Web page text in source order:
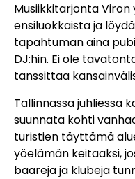
Musiikkitarjonta
ensiluokkaista ja
tapahtuman aina
DJ:hin. Ei ole
tanssittaa
Tallinnassa juhliessa
suunnata kohti
turistien täyttämä
yöelämän keitaaksi,
baareja ja klubeja